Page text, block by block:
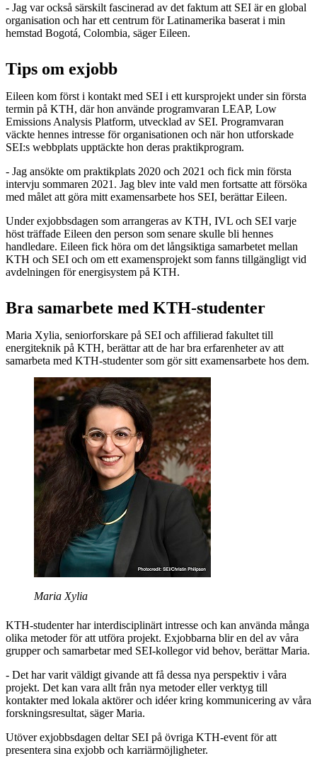
- Jag var också särskilt fascinerad av det faktum att SEI är en global
organisation och har ett centrum för Latinamerika baserat i min
hemstad Bogotá, Colombia, säger Eileen.
Tips om exjobb
Eileen kom först i kontakt med SEI i ett kursprojekt under sin första
termin på KTH, där hon använde programvaran LEAP, Low
Emissions Analysis Platform, utvecklad av SEI. Programvaran
väckte hennes intresse för organisationen och när hon utforskade
SEI:s webbplats upptäckte hon deras praktikprogram.
- Jag ansökte om praktikplats 2020 och 2021 och fick min första
intervju sommaren 2021. Jag blev inte vald men fortsatte att försöka
med målet att göra mitt examensarbete hos SEI, berättar Eileen.
Under exjobbsdagen som arrangeras av KTH, IVL och SEI varje
höst träffade Eileen den person som senare skulle bli hennes
handledare. Eileen fick höra om det långsiktiga samarbetet mellan
KTH och SEI och om ett examensprojekt som fanns tillgängligt vid
avdelningen för energisystem på KTH.
Bra samarbete med KTH-studenter
Maria Xylia, seniorforskare på SEI och affilierad fakultet till
energiteknik på KTH, berättar att de har bra erfarenheter av att
samarbeta med KTH-studenter som gör sitt examensarbete hos dem.
Maria Xylia
KTH-studenter har interdisciplinärt intresse och kan använda många
olika metoder för att utföra projekt. Exjobbarna blir en del av våra
grupper och samarbetar med SEI-kollegor vid behov, berättar Maria.
- Det har varit väldigt givande att få dessa nya perspektiv i våra
projekt. Det kan vara allt från nya metoder eller verktyg till
kontakter med lokala aktörer och idéer kring kommunicering av våra
forskningsresultat, säger Maria.
Utöver exjobbsdagen deltar SEI på övriga KTH-event för att
presentera sina exjobb och karriärmöjligheter.